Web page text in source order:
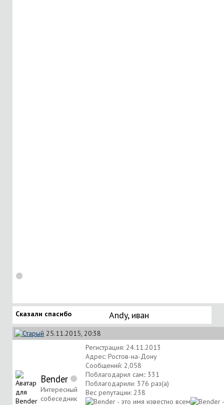
Сказали спасибо Andy, иван
25.11.2015, 20:38
Bender
Интересный
собеседник
Регистрация: 24.11.2013
Адрес: Ростов-на-Дону
Сообщений: 2,058
Поблагодарил сам:: 331
Поблагодарили: 376 раз(а)
Вес репутации: 238